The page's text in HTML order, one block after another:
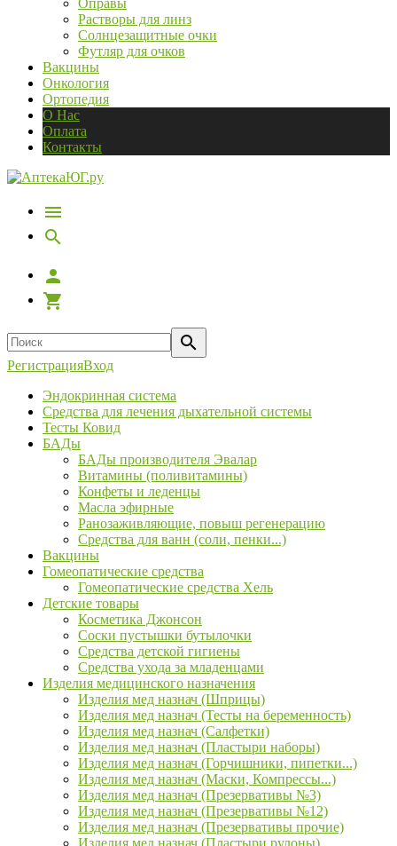
Оправы
Растворы для линз
Солнцезащитные очки
Футляр для очков
Вакцины
Онкология
Ортопедия
О Нас
Оплата
Контакты
РегистрацияВход
Эндокринная система
Средства для лечения дыхательной системы
Тесты Ковид
БАДы
БАДы производителя Эвалар
Витамины (поливитамины)
Конфеты и леденцы
Масла эфирные
Ранозаживляющие, повыш регенерацию
Средства для ванн (соли, пенки...)
Вакцины
Гомеопатические средства
Гомеопатические средства Хель
Детские товары
Косметика Джонсон
Соски пустышки бутылочки
Средства детской гигиены
Средства ухода за младенцами
Изделия медицинского назначения
Изделия мед назнач (Шприцы)
Изделия мед назнач (Тесты на беременность)
Изделия мед назнач (Салфетки)
Изделия мед назнач (Пластыри наборы)
Изделия мед назнач (Горчишники, пипетки...)
Изделия мед назнач (Маски, Компрессы...)
Изделия мед назнач (Презервативы №3)
Изделия мед назнач (Презервативы №12)
Изделия мед назнач (Презервативы прочие)